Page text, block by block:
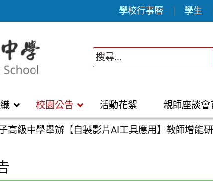
學校行事曆 學生
校園公告 活動花絮 親師座談會
高級中學舉辦【自製影片AI工具應用】教師增能